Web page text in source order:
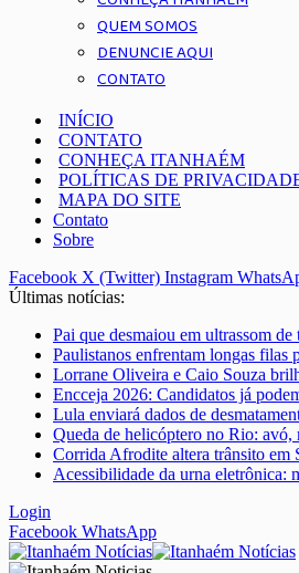
QUEM SOMOS
DENUNCIE AQUI
CONTATO
INÍCIO
CONTATO
CONHEÇA ITANHAÉM
POLÍTICAS DE
MAPA DO SITE
Contato
Sobre
Facebook X (Twitter) Instagram
Últimas notícias:
Pai que desmaiou em ultrassom
Paulistanos enfrentam longas filas
Lorrane Oliveira e Caio Souza
Encceja 2026: Candidatos já
Lula enviará dados de
Queda de helicóptero no Rio: avó,
Corrida Afrodite altera trânsito em
Acessibilidade da urna eletrônica:
Login
Facebook WhatsApp